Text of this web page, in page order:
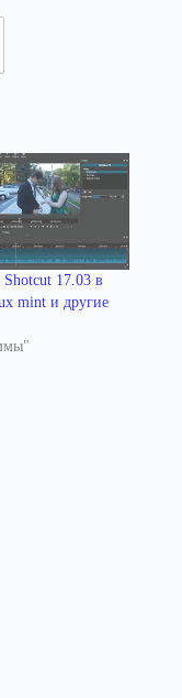
Shotcut 17.03 в
mint и другие